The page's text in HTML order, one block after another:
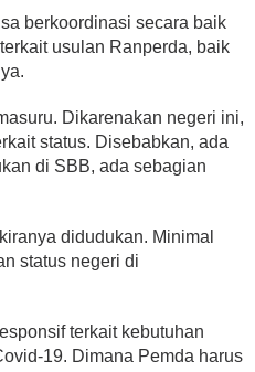
berkoordinasi secara baik
usulan Ranperda, baik
Dikarenakan negeri ini,
status. Disebabkan, ada
di SBB, ada sebagian
didudukan. Minimal
status negeri di
terkait kebutuhan
19. Dimana Pemda harus